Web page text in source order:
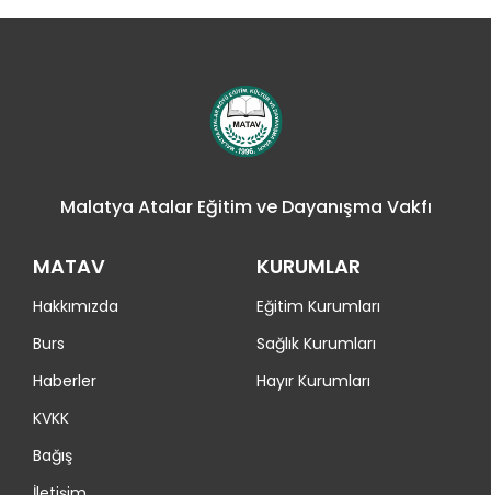
Malatya Atalar Eğitim ve Dayanışma Vakfı
MATAV
Hakkımızda
Burs
Haberler
KVKK
Bağış
KURUMLAR
Eğitim Kurumları
Sağlık Kurumları
Hayır Kurumları